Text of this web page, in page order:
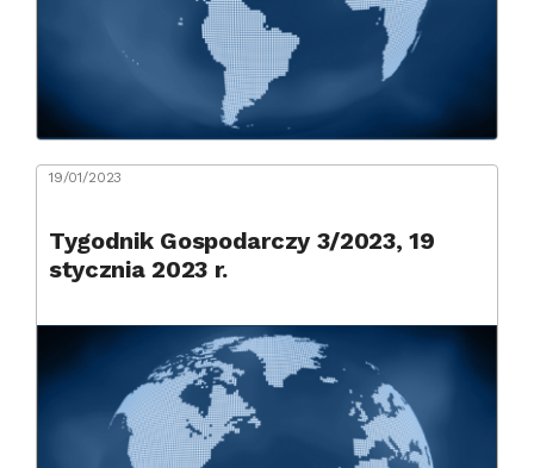
19/01/2023
Tygodnik Gospodarczy 3/2023, 19
stycznia 2023 r.